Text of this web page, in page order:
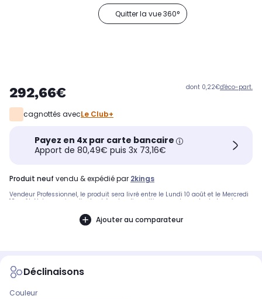
Quitter la vue 360°
292,66€ dont 0,22€d'éco-part.
cagnottés avecLe Club+
Payez en 4x par carte bancaire
Apport de 80,49€ puis 3x 73,16€
produit neuf vendu & expédié par 2kings
Vendeur Professionnel, le produit sera livré entre le Lundi 10 août et le Mercredi
12 août. Notre service client est à votre disposition avant, pendant et après
Ajouter au comparateur
Déclinaisons
Couleur